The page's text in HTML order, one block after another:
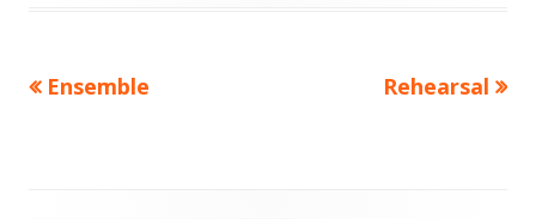
投前
Ensemble
次
Rehearsal